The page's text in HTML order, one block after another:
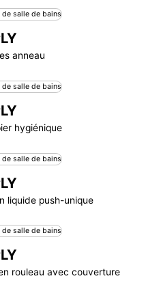
anneau
hygiénique
liquide push-unique
rouleau avec couverture